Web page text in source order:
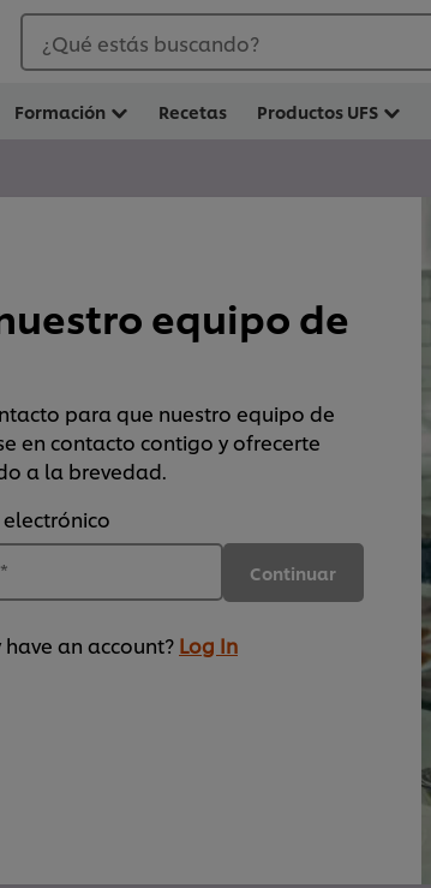
¿Qué estás buscando?
Formación Recetas Productos UFS
equipo de
para que nuestro equipo de
en contacto contigo y ofrecerte
a la brevedad.
* Continuar
an account? Log In